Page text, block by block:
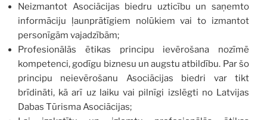
Neizmantot Asociācijas biedru uzticību un saņemto
informāciju ļaunprātīgiem nolūkiem vai to izmantot
personīgām vajadzībām;
Profesionālās ētikas principu ievērošana nozīmē
kompetenci, godīgu biznesu un augstu atbildību. Par šo
principu neievērošanu Asociācijas biedri var tikt
brīdināti, kā arī uz laiku vai pilnīgi izslēgti no Latvijas
Dabas Tūrisma Asociācijas;